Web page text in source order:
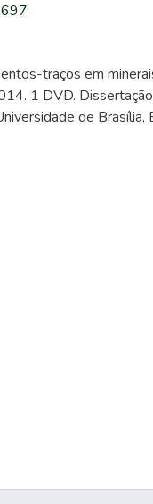
traços em
1 DVD.
de Brasília,